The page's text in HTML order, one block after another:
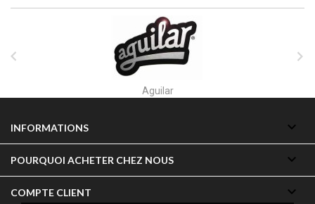
 
INFORMATIONS 
POURQUOI ACHETER CHEZ NOUS 
COMPTE CLIENT 